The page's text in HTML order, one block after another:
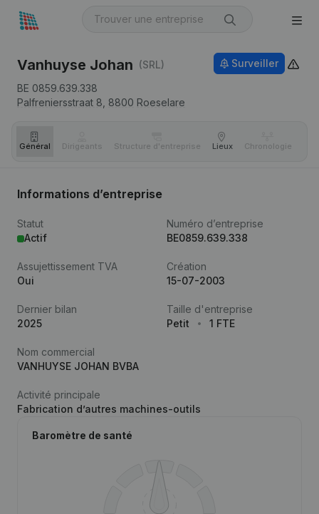
Vanhuyse Johan (SRL)
BE 0859.639.338
Palfreniersstraat 8, 8800 Roeselare
Surveiller
Général Dirigeants Structure d'entreprise Lieux Chronologie
Informations d’entreprise
Statut
Actif
Numéro d’entreprise
BE0859.639.338
Assujettissement TVA
Oui
Création
15-07-2003
Dernier bilan
2025
Taille d'entreprise
Petit
1 FTE
Nom commercial
VANHUYSE JOHAN BVBA
Activité principale
Fabrication d’autres machines-outils
Baromètre de santé